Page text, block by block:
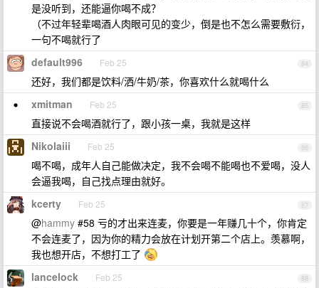
是没听到，还能逼你喝不成？
（不过年轻辈喝酒人肉眼可见的变少，倒是也不怎么需要敷衍，
一句不喝就行了
84
default996 Feb 25
还好，我们都是饮料/洒/牛奶/茶，你喜欢什么就喝什么
85
xmitman Feb 25
直接说不会喝酒就行了，跟小孩一桌，我就是这样
86
Nikolaiii Feb 25
喝不喝，成年人自己能做决定，我不会喝不能喝也不爱喝，没人
会逼我喝，自己找点理由就好。
87
kcerty Feb 25
@hammy #58 亏的才出来连麦，你要是一年赚几十个，你肯定
不会连麦了，因为你的精力会放在计划开第二个店上。羡慕啊，
我也想开店，不想打工了
88
lancelock Feb 25